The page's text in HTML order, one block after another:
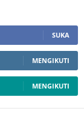
SUKA
MENGIKUTI
MENGIKUTI